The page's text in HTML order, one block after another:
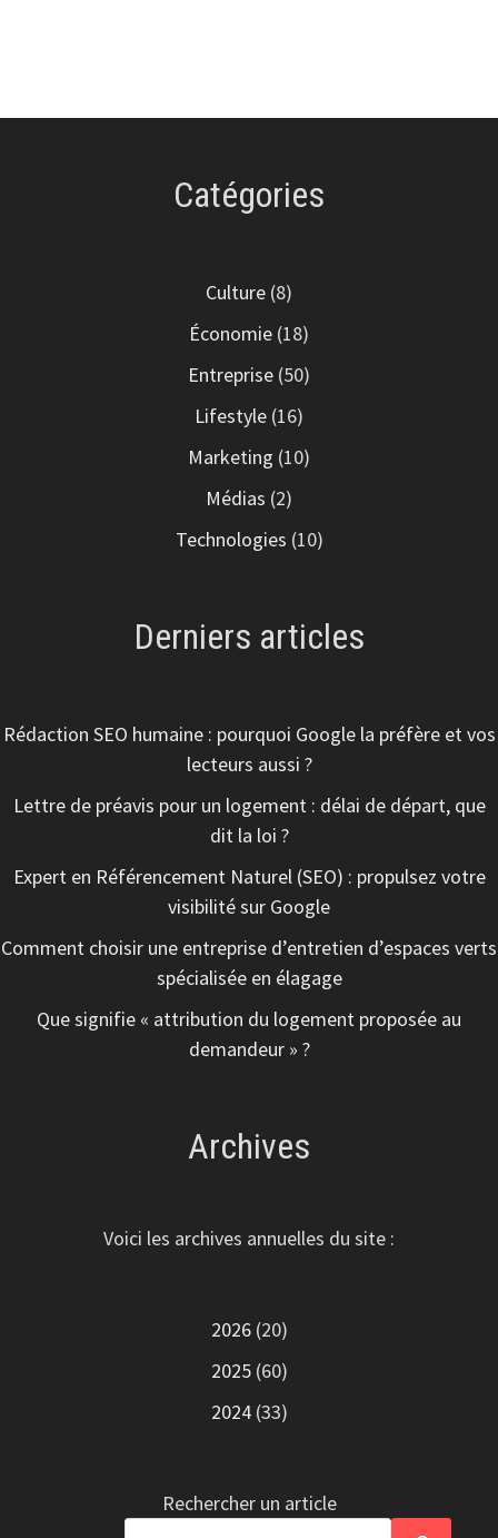
Catégories
Culture (8)
Économie (18)
Entreprise (50)
Lifestyle (16)
Marketing (10)
Médias (2)
Technologies (10)
Derniers articles
Rédaction SEO humaine : pourquoi Google la préfère et vos
lecteurs aussi ?
Lettre de préavis pour un logement : délai de départ, que
dit la loi ?
Expert en Référencement Naturel (SEO) : propulsez votre
visibilité sur Google
Comment choisir une entreprise d’entretien d’espaces verts
spécialisée en élagage
Que signifie « attribution du logement proposée au
demandeur » ?
Archives
Voici les archives annuelles du site :
2026(20)
2025(60)
2024(33)
Rechercher un article